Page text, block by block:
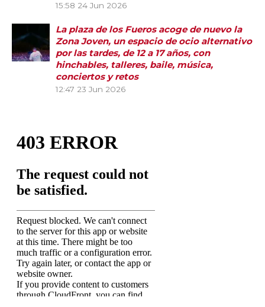
15:58 24 Jun 2026
La plaza de los Fueros acoge de nuevo la
Zona Joven, un espacio de ocio alternativo
por las tardes, de 12 a 17 años, con
hinchables, talleres, baile, música,
conciertos y retos
12:47 23 Jun 2026